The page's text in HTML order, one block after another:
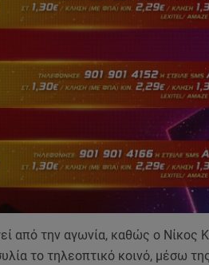
από την αγωνία, καθώς ο Νίκος
το τηλεοπτικό κοινό, μέσω